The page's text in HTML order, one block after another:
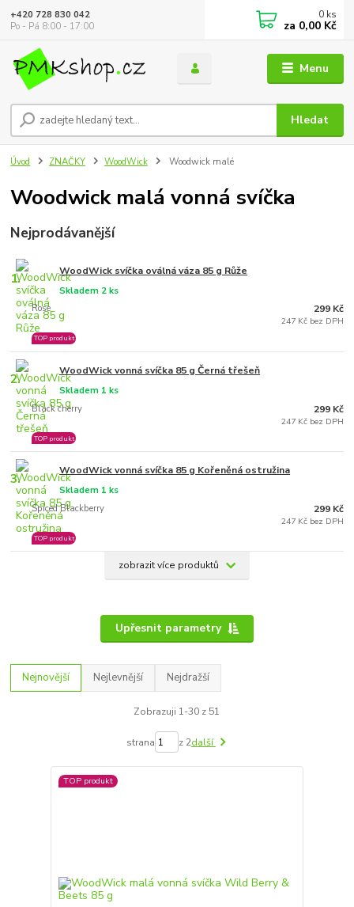
Menu
Hledat
+420 728 830 042
Po - Pá 8:00 - 17:00
0 ks
za 0,00 Kč
Úvod ZNAČKY WoodWick Woodwick malé
Woodwick malá vonná svíčka
Nejprodávanější
1. WoodWick svíčka oválná váza 85 g Růže
Rose
Skladem 2 ks
TOP produkt
299 Kč
247 Kč bez DPH
2. WoodWick vonná svíčka 85 g Černá třešeň
Black cherry
Skladem 1 ks
TOP produkt
299 Kč
247 Kč bez DPH
3. WoodWick vonná svíčka 85 g Kořeněná ostružina
Spiced Blackberry
Skladem 1 ks
TOP produkt
299 Kč
247 Kč bez DPH
zobrazit více produktů
Upřesnit parametry
Nejnovější Nejlevnější Nejdražší
Zobrazuji 1-30 z 51
strana z 2další
TOP produkt